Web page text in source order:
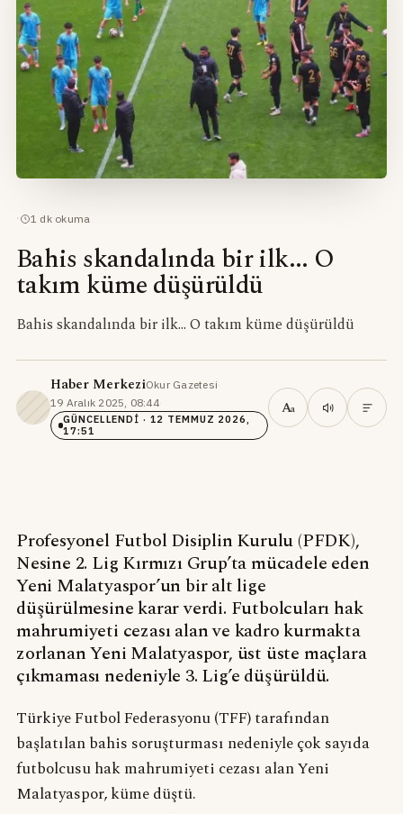
· 1 dk okuma
Bahis skandalında bir ilk... O
takım küme düşürüldü
Bahis skandalında bir ilk... O takım küme düşürüldü
Haber MerkeziOkur Gazetesi·
19 Aralık 2025, 08:44·
GÜNCELLENDI · 12 TEMMUZ 2026,
17:51
Aa
Profesyonel Futbol Disiplin Kurulu (PFDK),
Nesine 2. Lig Kırmızı Grup’ta mücadele eden
Yeni Malatyaspor’un bir alt lige
düşürülmesine karar verdi. Futbolcuları hak
mahrumiyeti cezası alan ve kadro kurmakta
zorlanan Yeni Malatyaspor, üst üste maçlara
çıkmaması nedeniyle 3. Lig’e düşürüldü.
Türkiye Futbol Federasyonu (TFF) tarafından
başlatılan bahis soruşturması nedeniyle çok sayıda
futbolcusu hak mahrumiyeti cezası alan Yeni
Malatyaspor, küme düştü.